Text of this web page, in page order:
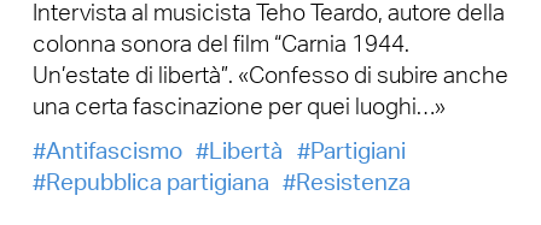
Intervista al musicista Teho Teardo, autore della
colonna sonora del film “Carnia 1944.
Un’estate di libertà”. «Confesso di subire anche
una certa fascinazione per quei luoghi…»
Antifascismo
Libertà
Partigiani
Repubblica partigiana
Resistenza